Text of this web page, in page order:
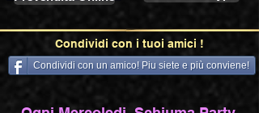
Condividi con i tuoi amici !
Condividi con un amico! Piu siete e più conviene!